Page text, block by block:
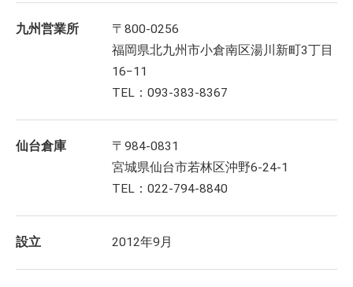
九州営業所
〒800-0256
福岡県北九州市小倉南区湯川新町3丁目
16−11
TEL：093-383-8367
仙台倉庫
〒984-0831
宮城県仙台市若林区沖野6-24-1
TEL：022-794-8840
設立 2012年9月